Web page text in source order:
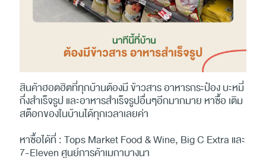
สินค้าฮอตฮิตที่ทุกบ้านต้องมี ข้าวสาร อาหารกระป๋อง บะหมี่
กึ่งสำเร็จรูป และอาหารสำเร็จรูปอื่นๆอีกมากมาย หาซื้อ เติม
สต็อกของในบ้านได้ทุกเวลาเลยค่า
หาซื้อได้ที่ : Tops Market Food & Wine, Big C Extra และ
7-Eleven ศูนย์การค้าเมกาบางนา